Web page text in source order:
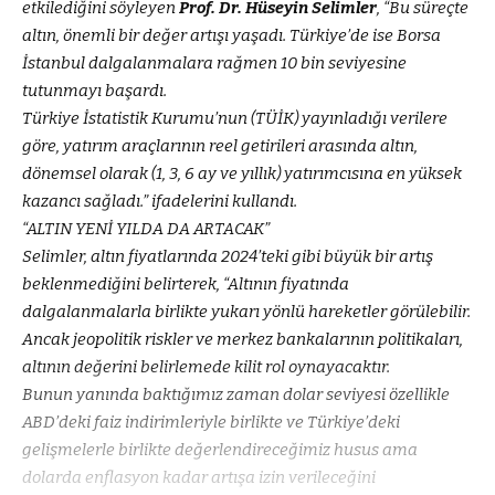
etkilediğini söyleyenProf. Dr. Hüseyin Selimler, “Bu süreçte
altın, önemli bir değer artışı yaşadı. Türkiye’de ise Borsa
İstanbul dalgalanmalara rağmen 10 bin seviyesine
tutunmayı başardı.
Türkiye İstatistik Kurumu’nun (TÜİK) yayınladığı verilere
göre, yatırım araçlarının reel getirileri arasında altın,
dönemsel olarak (1, 3, 6 ay ve yıllık) yatırımcısına en yüksek
kazancı sağladı.” ifadelerini kullandı.
“ALTIN YENİ YILDA DA ARTACAK”
Selimler, altın fiyatlarında 2024’teki gibi büyük bir artış
beklenmediğini belirterek, “Altının fiyatında
dalgalanmalarla birlikte yukarı yönlü hareketler görülebilir.
Ancak jeopolitik riskler ve merkez bankalarının politikaları,
altının değerini belirlemede kilit rol oynayacaktır.
Bunun yanında baktığımız zaman dolar seviyesi özellikle
ABD’deki faiz indirimleriyle birlikte ve Türkiye’deki
gelişmelerle birlikte değerlendireceğimiz husus ama
dolarda enflasyon kadar artışa izin verileceğini